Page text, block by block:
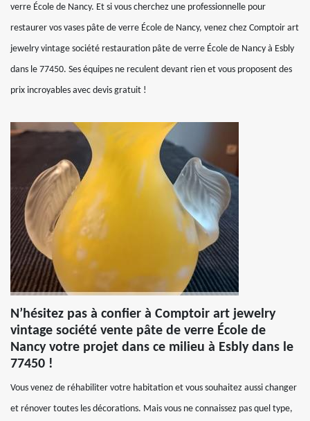
verre École de Nancy. Et si vous cherchez une professionnelle pour
restaurer vos vases pâte de verre École de Nancy, venez chez Comptoir art
jewelry vintage société restauration pâte de verre École de Nancy à Esbly
dans le 77450. Ses équipes ne reculent devant rien et vous proposent des
prix incroyables avec devis gratuit !
N’hésitez pas à confier à Comptoir art jewelry
vintage société vente pâte de verre École de
Nancy votre projet dans ce milieu à Esbly dans le
77450 !
Vous venez de réhabiliter votre habitation et vous souhaitez aussi changer
et rénover toutes les décorations. Mais vous ne connaissez pas quel type,